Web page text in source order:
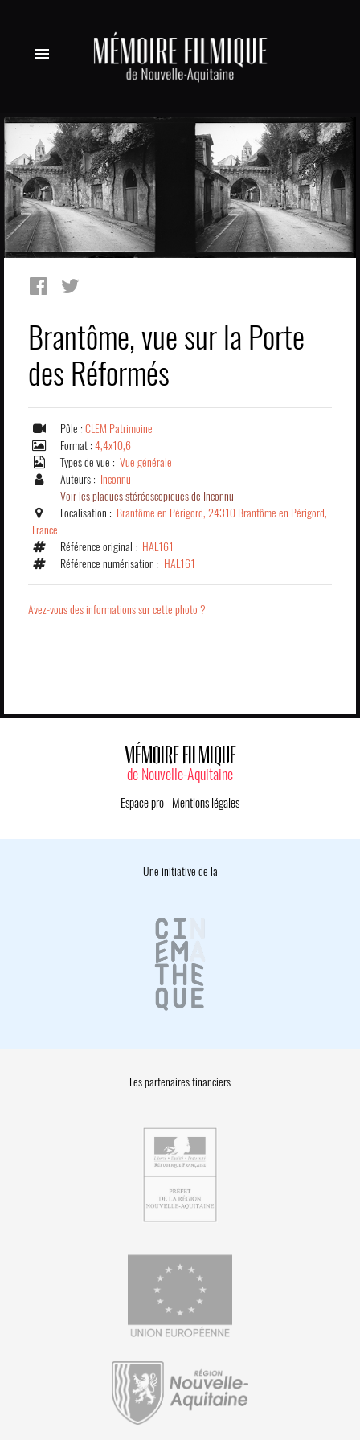
menu
Brantôme, vue sur la Porte
des Réformés
Pôle : CLEM Patrimoine
Format : 4,4x10,6
Types de vue : Vue générale
Auteurs : Inconnu
Voir les plaques stéréoscopiques de Inconnu
Localisation : Brantôme en Périgord, 24310 Brantôme en Périgord,
France
Référence original : HAL161
Référence numérisation : HAL161
Avez-vous des informations sur cette photo ?
MÉMOIRE FILMIQUE
de Nouvelle-Aquitaine
Espace pro- Mentions légales
Une initiative de la
Les partenaires financiers